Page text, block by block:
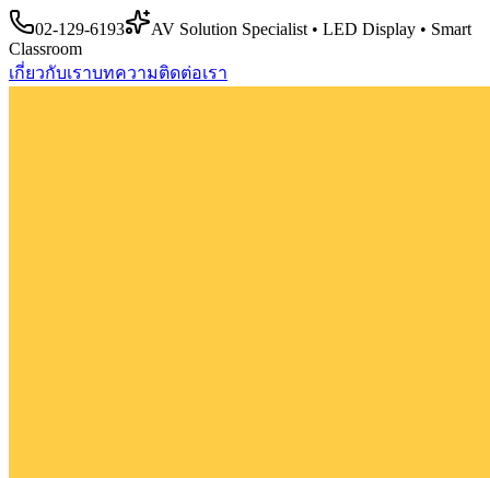
02-129-6193
AV Solution Specialist • LED Display • Smart
Classroom
เกี่ยวกับเราบทความติดต่อเรา